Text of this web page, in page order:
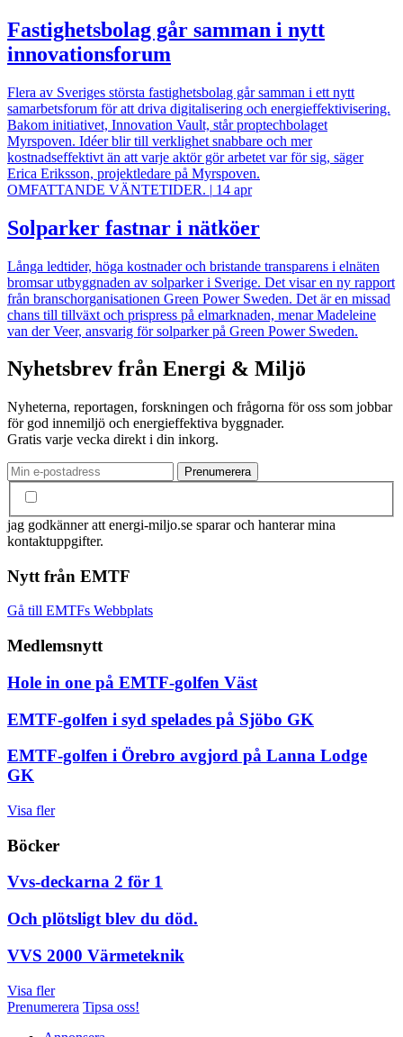
Fastighetsbolag går samman i nytt
innovationsforum
Flera av Sveriges största fastighetsbolag går samman i ett nytt
samarbetsforum för att driva digitalisering och energieffektivisering.
Bakom initiativet, Innovation Vault, står proptechbolaget
Myrspoven. Idéer blir till verklighet snabbare och mer
kostnadseffektivt än att varje aktör gör arbetet var för sig, säger
Erica Eriksson, projektledare på Myrspoven.
OMFATTANDE VÄNTETIDER. | 14 apr
Solparker fastnar i nätköer
Långa ledtider, höga kostnader och bristande transparens i elnäten
bromsar utbyggnaden av solparker i Sverige. Det visar en ny rapport
från branschorganisationen Green Power Sweden. Det är en missad
chans till tillväxt och prispress på elmarknaden, menar Madeleine
van der Veer, ansvarig för solparker på Green Power Sweden.
Nyhetsbrev från Energi & Miljö
Nyheterna, reportagen, forskningen och frågorna för oss som jobbar
för god innemiljö och energieffektiva byggnader.
Gratis varje vecka direkt i din inkorg.
jag godkänner att energi-miljo.se sparar och hanterar mina
kontaktuppgifter.
Nytt från EMTF
Gå till EMTFs Webbplats
Medlemsnytt
Hole in one på EMTF-golfen Väst
EMTF-golfen i syd spelades på Sjöbo GK
EMTF-golfen i Örebro avgjord på Lanna Lodge
GK
Visa fler
Böcker
Vvs-deckarna 2 för 1
Och plötsligt blev du död.
VVS 2000 Värmeteknik
Visa fler
Prenumerera Tipsa oss!